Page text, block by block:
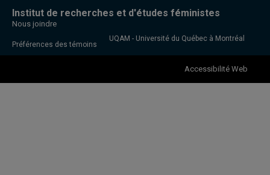
Institut de recherches et d'études féministes
Nous joindre
Préférences des témoins
UQAM - Université du Québec à Montréal
Accessibilité Web